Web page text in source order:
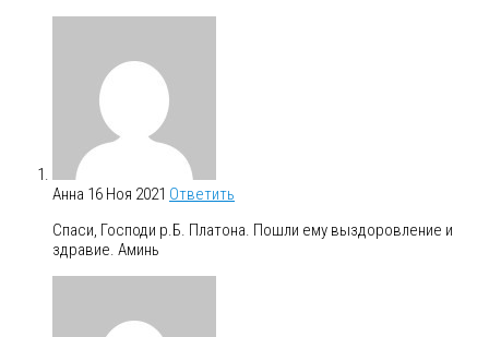
Анна 16 Ноя 2021 Ответить
Спаси, Господи р.Б. Платона. Пошли ему выздоровление и
здравие. Аминь